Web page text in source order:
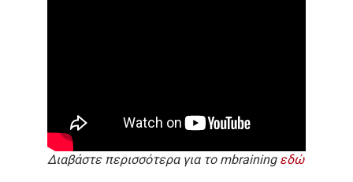
Διαβάστε περισσότερα για το mbraining εδώ